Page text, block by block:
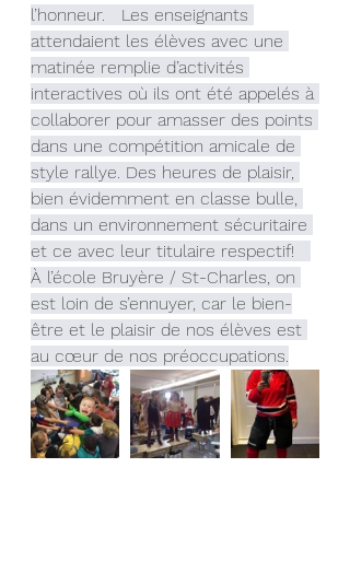
l’honneur.   Les enseignants
attendaient les élèves avec une
matinée remplie d’activités
interactives où ils ont été appelés à
collaborer pour amasser des points
dans une compétition amicale de
style rallye. Des heures de plaisir,
bien évidemment en classe bulle,
dans un environnement sécuritaire
et ce avec leur titulaire respectif!
À l’école Bruyère / St-Charles, on
est loin de s’ennuyer, car le bien-
être et le plaisir de nos élèves est
au cœur de nos préoccupations.